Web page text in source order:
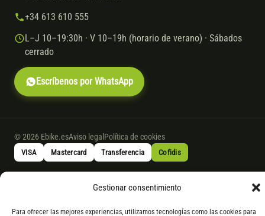
Gestionar consentimiento
Para ofrecer las mejores experiencias, utilizamos tecnologías como las cookies para
+34 613 610 555
L–J 10–19:30h · V 10–19h (horario de verano) · Sábados
cerrado
Escríbenos por WhatsApp
© 2026 Ebike.esAviso legal Política de cookies
VISA Mastercard Transferencia Cofidis
* Financiación instantánea con Cofidis hasta 6.000 € sin intereses.